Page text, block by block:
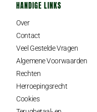
HANDIGE LINKS
Over
Contact
Veel Gestelde Vragen
Algemene Voorwaarden
Rechten
Herroepingsrecht
Cookies